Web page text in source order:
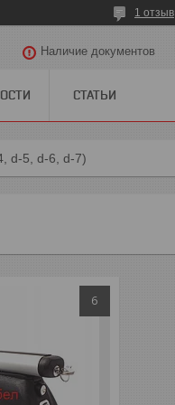
1 отзыв
Наличие документов
СТАТЬИ
d-5, d-6, d-7)
6